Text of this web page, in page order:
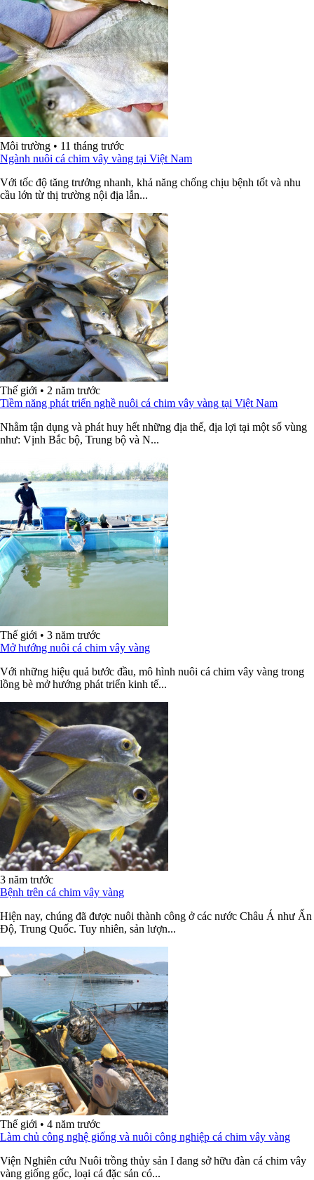
Môi trường • 11 tháng trước
Ngành nuôi cá chim vây vàng tại Việt Nam
Với tốc độ tăng trưởng nhanh, khả năng chống chịu bệnh tốt và nhu
cầu lớn từ thị trường nội địa lẫn...
Thế giới • 2 năm trước
Tiềm năng phát triển nghề nuôi cá chim vây vàng tại Việt Nam
Nhằm tận dụng và phát huy hết những địa thế, địa lợi tại một số vùng
như: Vịnh Bắc bộ, Trung bộ và N...
Thế giới • 3 năm trước
Mở hướng nuôi cá chim vây vàng
Với những hiệu quả bước đầu, mô hình nuôi cá chim vây vàng trong
lồng bè mở hướng phát triển kinh tế...
3 năm trước
Bệnh trên cá chim vây vàng
Hiện nay, chúng đã được nuôi thành công ở các nước Châu Á như Ấn
Độ, Trung Quốc. Tuy nhiên, sản lượn...
Thế giới • 4 năm trước
Làm chủ công nghệ giống và nuôi công nghiệp cá chim vây vàng
Viện Nghiên cứu Nuôi trồng thủy sản I đang sở hữu đàn cá chim vây
vàng giống gốc, loại cá đặc sản có...